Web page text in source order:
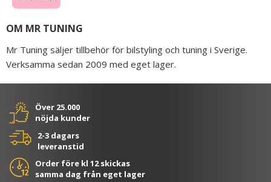
OM MR TUNING
Mr Tuning säljer tillbehör för bilstyling och tuning i Sverige.
Verksamma sedan 2009 med eget lager.
Över 25.000
nöjda kunder
2-3 dagars
leveranstid
Order före kl 12 skickas
samma dag från eget lager